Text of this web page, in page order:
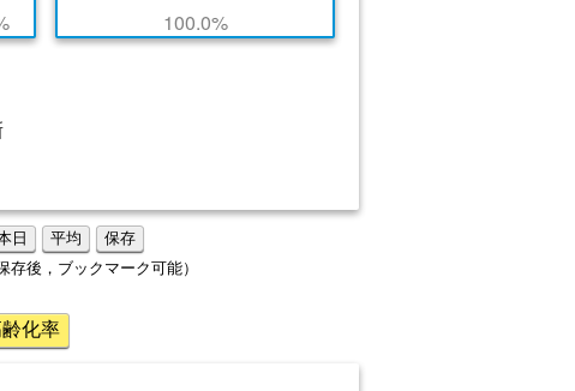
100.0%
日 平均 保存
後，ブックマーク可能）
化率